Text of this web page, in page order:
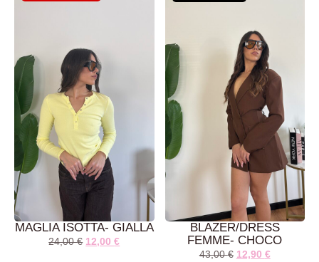
MAGLIA ISOTTA- GIALLA
24,00€ 12,00€
BLAZER/DRESS
FEMME- CHOCO
43,00€ 12,90 €